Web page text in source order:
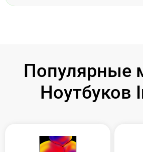
Популярные
Ноутбуков